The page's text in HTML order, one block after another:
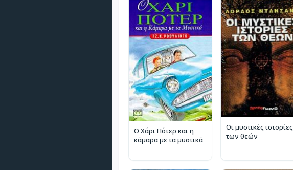
Ο Χάρι Πότερ και η
κάμαρα με τα μυστικά
Οι μυστικές ιστορίες
των θεών